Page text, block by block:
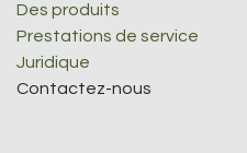
Des produits
Prestations de service
Juridique
Contactez-nous